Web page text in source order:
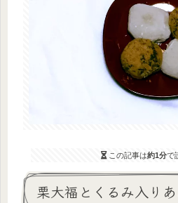
この記事は約1分で
栗大福とくるみ入り